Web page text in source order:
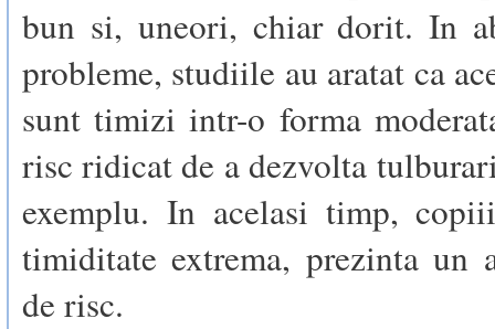
bun si, uneori, chiar dorit. In
probleme, studiile au aratat ca
sunt timizi intr-o forma
risc ridicat de a dezvolta
exemplu. In acelasi timp,
timiditate extrema, prezinta un
de risc.